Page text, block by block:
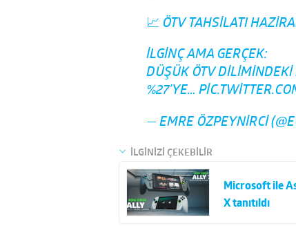
📈 ÖTV TAHSILATI
İLGINÇ AMA GERÇEK:
DÜŞÜK ÖTV DILIMINDEKI
%27’YE…
— EMRE ÖZPEYNIRCI
İLGİNİZİ ÇEKEBİLİR
Microsoft ile
X tanıtıldı